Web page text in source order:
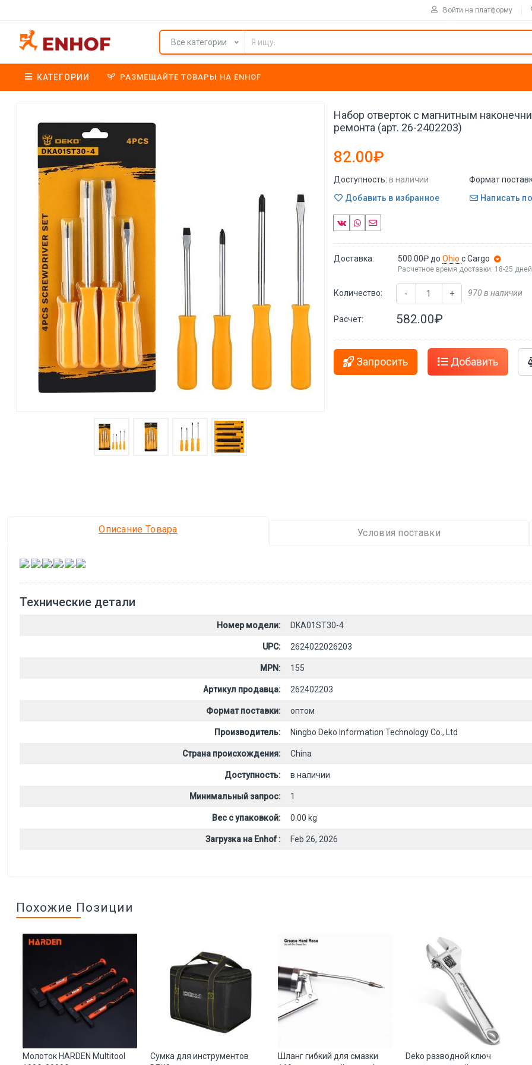
Войти на платформу
Все категории
КАТЕГОРИИ РАЗМЕЩАЙТЕ ТОВАРЫ НА ENHOF
Набор отверток с магнитным
ремонта (арт. 26-2402203)
82.00₽
Доступность: в наличии Формат
Добавить в избранное
Написать
Доставка: 500.00₽ доOhioс Cargo
Расчетное время доставки: 18-25 дней
Количество: - + 970 в наличии
Расчет: 582.00₽
Запросить Добавить
Описание Товара Условия поставки
, , , , ,
Технические детали
Номер модели: DKA01ST30-4
UPC: 2624022026203
MPN: 155
Артикул продавца: 262402203
Формат поставки: оптом
Производитель: Ningbo Deko Information Technology Co., Ltd
Страна происхождения: China
Доступность: в наличии
Минимальный запрос: 1
Вес с упаковкой: 0.00 kg
Загрузка на Enhof : Feb 26, 2026
Похожие Позиции
Молоток HARDEN Multitool
Сумка для инструментов
Шланг гибкий для смазки
Deko разводной ключ